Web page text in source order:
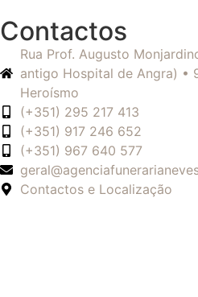
Contactos
Rua Prof. Augusto
antigo Hospital de Angra) •
Heroísmo
(+351) 295 217 413
(+351) 917 246 652
(+351) 967 640 577
Contactos e Localização